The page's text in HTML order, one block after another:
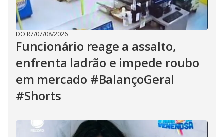
DO R7/07/08/2026
Funcionário reage a assalto,
enfrenta ladrão e impede roubo
em mercado #BalançoGeral
#Shorts